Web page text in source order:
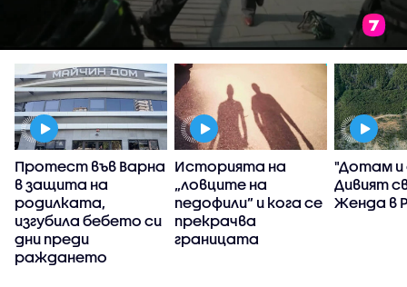
Протест във Варна
в защита на
родилката,
изгубила бебето си
дни преди
раждането
Историята на
„ловците на
педофили” и кога се
прекрачва
границата
"Дотам и
Дивият
Женда в